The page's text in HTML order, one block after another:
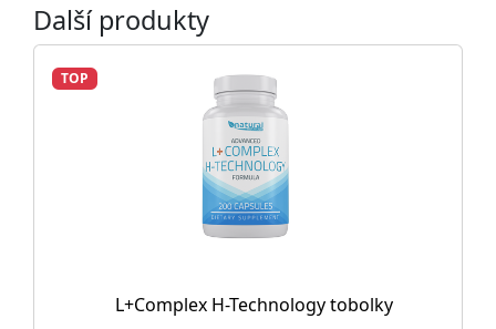
Další produkty
TOP
L+Complex H-Technology tobolky